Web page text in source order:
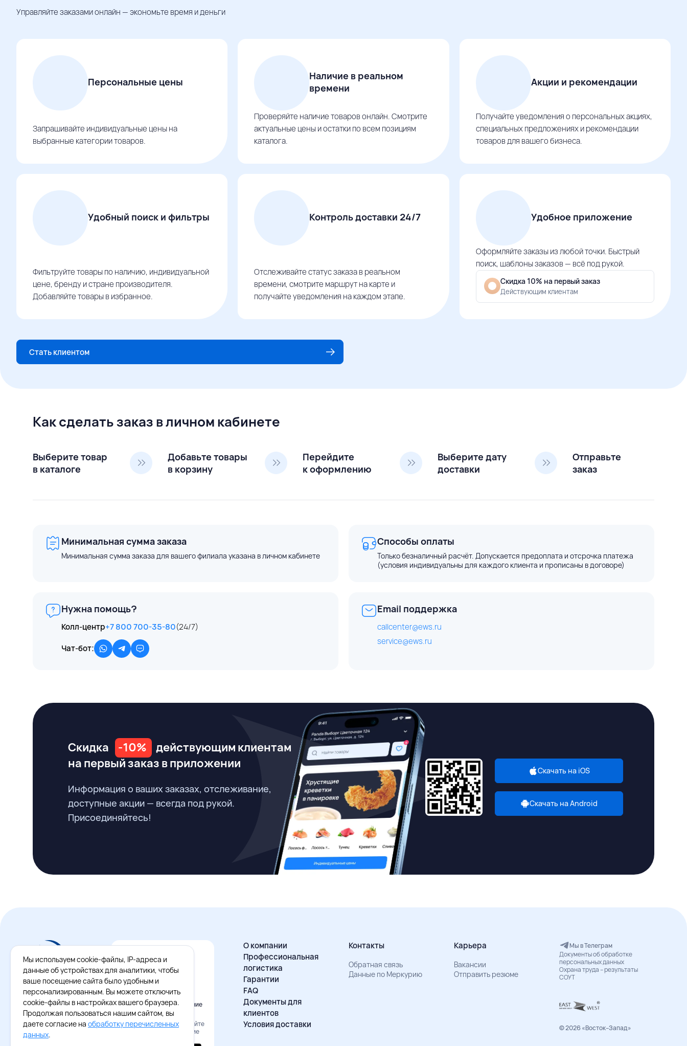
Управляйте заказами онлайн — экономьте время и деньги
Персональные цены
Запрашивайте индивидуальные цены на
выбранные категории товаров.
Наличие в реальном
времени
Проверяйте наличие товаров онлайн. Смотрите
актуальные цены и остатки по всем позициям
каталога.
Акции и рекомендации
Получайте уведомления о персональных акциях,
специальных предложениях и рекомендации
товаров для вашего бизнеса.
Удобный поиск и фильтры
Фильтруйте товары по наличию, индивидуальной
цене, бренду и стране производителя.
Добавляйте товары в избранное.
Контроль доставки 24/7
Отслеживайте статус заказа в реальном
времени, смотрите маршрут на карте и
получайте уведомления на каждом этапе.
Удобное приложение
Оформляйте заказы из любой точки. Быстрый
поиск, шаблоны заказов — всё под рукой.
Скидка 10% на первый заказ
Действующим клиентам
Стать клиентом
Как сделать заказ в личном кабинете
Выберите товар
в каталоге
Добавьте товары
в корзину
Перейдите
к оформлению
Выберите дату
доставки
Отправьте
заказ
Минимальная сумма заказа
Минимальная сумма заказа для вашего филиала указана в личном кабинете
Способы оплаты
Только безналичный расчёт. Допускается предоплата и отсрочка платежа
(условия индивидуальны для каждого клиента и прописаны в договоре)
Нужна помощь?
Колл-центр+7 800 700-35-80(24/7)
Чат-бот:
Email поддержка
callcenter@ews.ru
service@ews.ru
Скидка -10%
действующим клиентам
на первый заказ в приложении
Информация о ваших заказах, отслеживание,
доступные акции — всегда под рукой.
Присоединяйтесь!
Скачать на iOS
Скачать на Android
Официальное приложение
Восток - Запад
Наведите камеру и скачайте
бесплатное приложение
О компании
Профессиональная
логистика
Гарантии
FAQ
Документы для
клиентов
Условия доставки
Контакты
Обратная связь
Данные по Меркурию
Карьера
Вакансии
Отправить резюме
Мы в Телеграм
Документы об обработке
персональных данных
Охрана труда – результаты
СОУТ
© 2026 «Восток–Запад»
Мы используем cookie-файлы, IP-адреса и
данные об устройствах для аналитики, чтобы
ваше посещение сайта было удобным и
персонализированным. Вы можете отключить
cookie-файлы в настройках вашего браузера.
Продолжая пользоваться нашим сайтом, вы
даете согласие на обработку перечисленных
данных.